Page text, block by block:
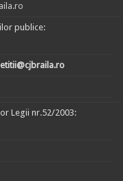
publice:
Legii nr.52/2003: